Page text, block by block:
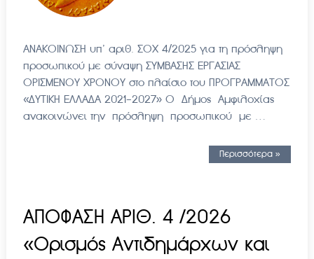
ΑΝΑΚΟΙΝΩΣΗ υπ’ αριθ. ΣΟΧ 4/2025 για τη πρόσληψη
προσωπικού με σύναψη ΣΥΜΒΑΣΗΣ ΕΡΓΑΣΙΑΣ
ΟΡΙΣΜΕΝΟΥ ΧΡΟΝΟΥ στο πλαίσιο του ΠΡΟΓΡΑΜΜΑΤΟΣ
«ΔΥΤΙΚΗ ΕΛΛΑΔΑ 2021-2027» Ο Δήμος Αμφιλοχίας
ανακοινώνει την πρόσληψη προσωπικού με …
Περισσότερα »
ΑΠΟΦΑΣΗ ΑΡΙΘ. 4 /2026
«Ορισμός Αντιδημάρχων και